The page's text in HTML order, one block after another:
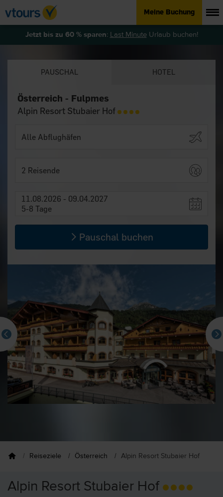
Meine Buchung
Jetzt bis zu 60 % sparen: Last MinuteUrlaub buchen!
PAUSCHAL HOTEL
Österreich - Fulpmes
Alpin Resort Stubaier Hof
2 Reisende
11.08.2026 - 09.04.2027
5-8 Tage
Pauschal buchen
Reiseziele Österreich Alpin Resort Stubaier Hof
Alpin Resort Stubaier Hof